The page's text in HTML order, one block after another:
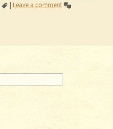
| Leave a comment